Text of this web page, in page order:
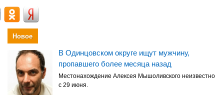
Новое
В Одинцовском округе ищут мужчину,
пропавшего более месяца назад
Местонахождение Алексея Мышоливского неизвестно
с 29 июня.